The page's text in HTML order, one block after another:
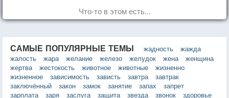
Что-то в этом есть...
САМЫЕ ПОПУЛЯРНЫЕ ТЕМЫ жадность
жажда
жалость
жара желание железо желудок жена
женщина
жертва
жестокость животное животные
жизненно
жизненное
зависимость зависть завтра
завтрак
заключённый
закон замок занятие запах
запрет
зарплата
заря заслуга защита звезда звонок здоровье